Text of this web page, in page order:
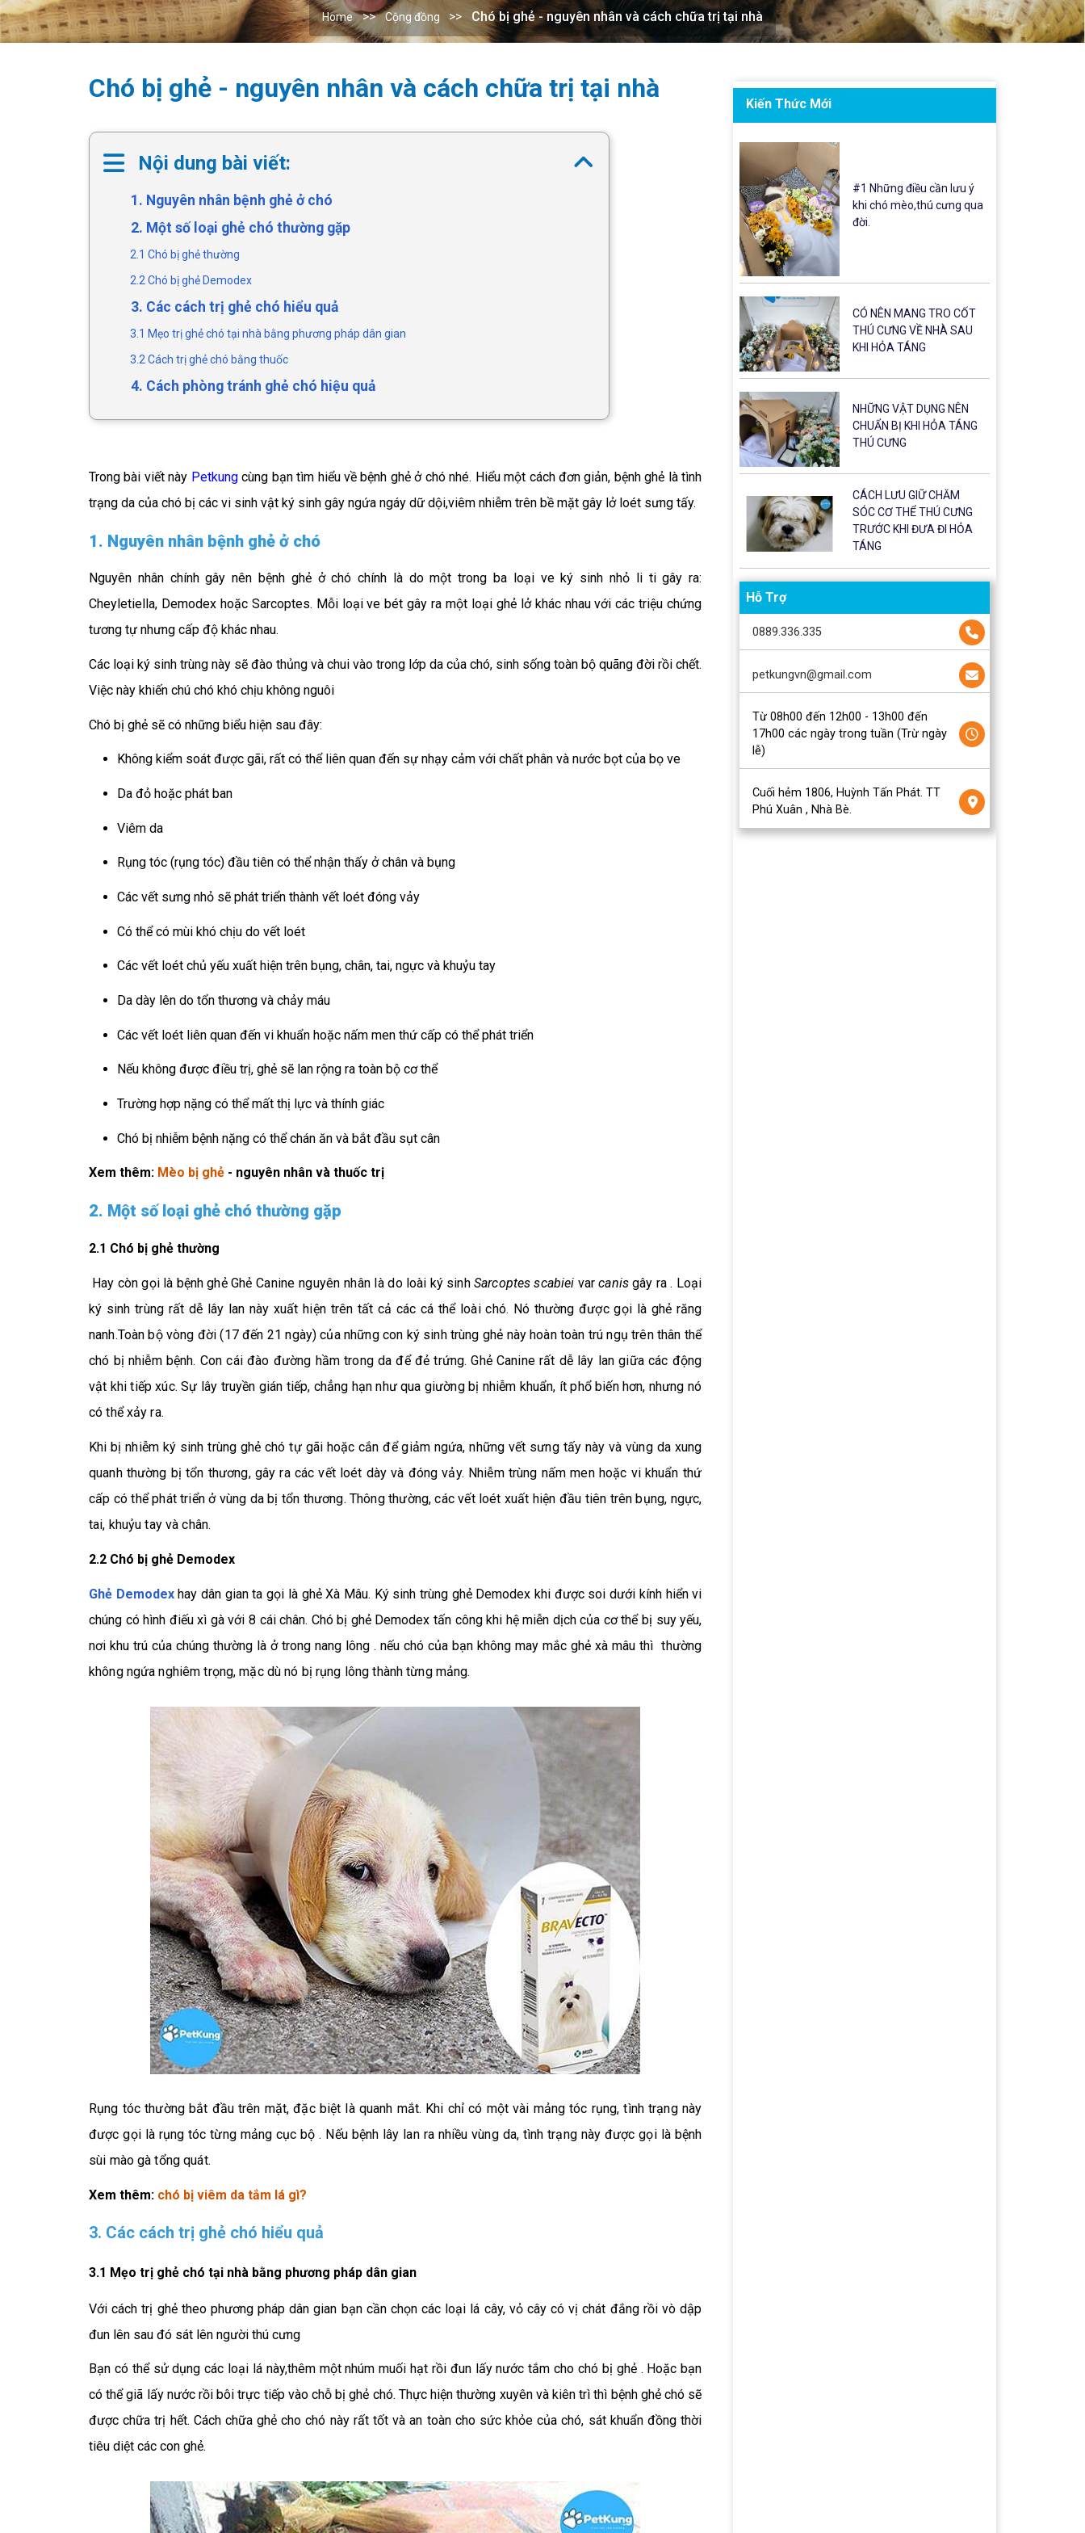
Home Cộng đồng Chó bị ghẻ - nguyên nhân và cách chữa trị tại nhà
Chó bị ghẻ - nguyên nhân và cách chữa trị tại nhà
Nội dung bài viết:
1. Nguyên nhân bệnh ghẻ ở chó
2. Một số loại ghẻ chó thường gặp
2.1 Chó bị ghẻ thường
2.2 Chó bị ghẻ Demodex
3. Các cách trị ghẻ chó hiểu quả
3.1 Mẹo trị ghẻ chó tại nhà bằng phương pháp dân gian
3.2 Cách trị ghẻ chó bằng thuốc
4. Cách phòng tránh ghẻ chó hiệu quả
Trong bài viết này Petkungcùng bạn tìm hiểu về bệnh ghẻ ở chó nhé. Hiểu một cách đơn giản, bệnh ghẻ là tình
trạng da của chó bị các vi sinh vật ký sinh gây ngứa ngáy dữ dội,viêm nhiễm trên bề mặt gây lở loét sưng tấy.
1. Nguyên nhân bệnh ghẻ ở chó
Nguyên nhân chính gây nên bệnh ghẻ ở chó chính là domột trong ba loại ve ký sinh nhỏ li ti gây ra:
Cheyletiella, Demodex hoặc Sarcoptes. Mỗi loại ve bét gây ra một loại ghẻ lở khác nhau với các triệu chứng
tương tự nhưng cấp độ khác nhau.
Các loại ký sinh trùng này sẽ đào thủng và chui vào trong lớp da của chó, sinh sống toàn bộ quãng đời rồi chết.
Việc này khiến chú chó khó chịu không nguôi
Chó bị ghẻ sẽ có những biểu hiện sau đây:
Không kiểm soát được gãi, rất có thể liên quan đến sự nhạy cảm với chất phân và nước bọt của bọ ve
Da đỏ hoặc phát ban
Viêm da
Rụng tóc (rụng tóc) đầu tiên có thể nhận thấy ở chân và bụng
Các vết sưng nhỏ sẽ phát triển thành vết loét đóng vảy
Có thể có mùi khó chịu do vết loét
Các vết loét chủ yếu xuất hiện trên bụng, chân, tai, ngực và khuỷu tay
Da dày lên do tổn thương và chảy máu
Các vết loét liên quan đến vi khuẩn hoặc nấm men thứ cấp có thể phát triển
Nếu không được điều trị, ghẻ sẽ lan rộng ra toàn bộ cơ thể
Trường hợp nặng có thể mất thị lực và thính giác
Chó bị nhiễm bệnh nặng có thể chán ăn và bắt đầu sụt cân
Xem thêm: Mèo bị ghẻ - nguyên nhân và thuốc trị
2. Một số loại ghẻ chó thường gặp
2.1 Chó bị ghẻ thường
Hay còn gọi là bệnh ghẻ Ghẻ Canine nguyên nhân làdo loài ký sinh Sarcoptes scabiei varcanisgây ra . Loại
ký sinh trùng rất dễ lây lan này xuất hiện trên tất cả các cá thể loài chó. Nó thường được gọi là ghẻ răng
nanh.Toàn bộ vòng đời (17 đến 21 ngày) của những con ký sinh trùng ghẻ này hoàn toàn trú ngụ trên thân thể
chó bị nhiễm bệnh. Con cái đào đường hầm trong da để đẻ trứng. Ghẻ Canine rất dễ lây lan giữa các động
vật khi tiếp xúc. Sự lây truyền gián tiếp, chẳng hạn như qua giường bị nhiễm khuẩn, ít phổ biến hơn, nhưng nó
có thể xảy ra.
Khi bị nhiễm ký sinh trùng ghẻ chó tự gãi hoặc cắn để giảm ngứa, những vết sưng tấy này và vùng da xung
quanh thường bị tổn thương, gây ra các vết loét dày và đóng vảy. Nhiễm trùng nấm men hoặc vi khuẩn thứ
cấp có thể phát triển ở vùng da bị tổn thương. Thông thường, các vết loét xuất hiện đầu tiên trên bụng, ngực,
tai, khuỷu tay và chân.
2.2 Chó bị ghẻ Demodex
Ghẻ Demodexhay dân gian ta gọi là ghẻ Xà Mâu. Ký sinh trùng ghẻ Demodex khi được soi dưới kính hiển vi
chúng có hình điếu xì gà với 8 cái chân. Chó bị ghẻ Demodex tấn công khi hệ miễn dịch của cơ thể bị suy yếu,
nơi khu trú của chúng thường là ở trong nang lông . nếu chó của bạn không may mắc ghẻ xà mâu thì thường
không ngứa nghiêm trọng, mặc dù nó bị rụng lông thành từng mảng.
Rụng tóc thường bắt đầu trên mặt, đặc biệt là quanh mắt. Khi chỉ có một vài mảng tóc rụng, tình trạng này
được gọi là rụng tóc từng mảng cục bộ . Nếu bệnh lây lan ra nhiều vùng da, tình trạng này được gọi là bệnh
sùi mào gà tổng quát.
Xem thêm: chó bị viêm da tắm lá gì?
3. Các cách trị ghẻ chó hiểu quả
3.1 Mẹo trị ghẻ chó tại nhà bằng phương pháp dân gian
Với cách trị ghẻ theo phương pháp dân gian bạn cần chọn các loại lá cây, vỏ cây có vị chát đắng rồi vò dập
đun lên sau đó sát lên người thú cưng
Bạn có thể sử dụng các loại lá này,thêm một nhúm muối hạt rồi đun lấy nước tắm cho chó bị ghẻ . Hoặc bạn
có thể giã lấy nước rồi bôi trực tiếp vào chỗ bị ghẻ chó. Thực hiện thường xuyên và kiên trì thì bệnh ghẻ chó sẽ
được chữa trị hết. Cách chữa ghẻ cho chó này rất tốt và an toàn cho sức khỏe của chó, sát khuẩn đồng thời
tiêu diệt các con ghẻ.
Kiến Thức Mới
#1 Những điều cần lưu ý
khi chó mèo,thú cưng qua
đời.
CÓ NÊN MANG TRO CỐT
THÚ CƯNG VỀ NHÀ SAU
KHI HỎA TÁNG
NHỮNG VẬT DỤNG NÊN
CHUẨN BỊ KHI HỎA TÁNG
THÚ CƯNG
CÁCH LƯU GIỮ CHĂM
SÓC CƠ THỂ THÚ CƯNG
TRƯỚC KHI ĐƯA ĐI HỎA
TÁNG
Hỗ Trợ
0889.336.335
petkungvn@gmail.com
Từ 08h00 đến 12h00 - 13h00 đến
17h00 các ngày trong tuần (Trừ ngày
lễ)
Cuối hẻm 1806, Huỳnh Tấn Phát. TT
Phú Xuân , Nhà Bè.